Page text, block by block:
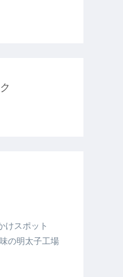
けスポット
の明太子工場